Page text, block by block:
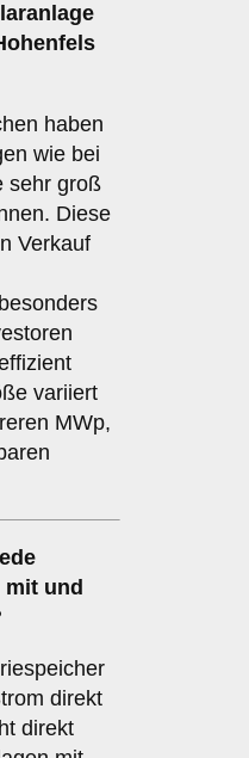
haben
wie bei
sehr groß
Diese
Verkauf
variiert
MWp,
mit und
direkt
direkt